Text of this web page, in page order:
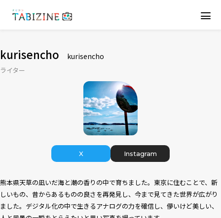
X Instagram
kurisencho kurisencho
ライター
熊本県天草の凪いだ海と潮の香りの中で育ちました。東京に住むことで、新
しいもの、昔からあるものの良さを再発見し、今まで見てきた世界が広がり
ました。デジタル化の中で生きるアナログの力を確信し、儚いけど美しい、